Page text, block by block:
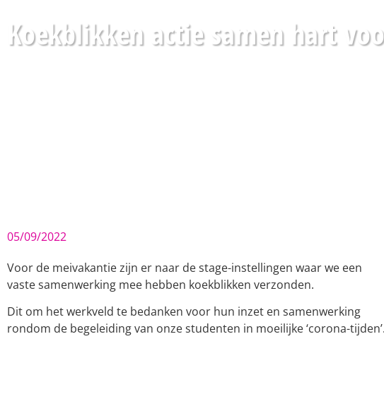
Koekblikken actie samen hart
05/09/2022
Voor de meivakantie zijn er naar de stage-instellingen waar we een
vaste samenwerking mee hebben koekblikken verzonden.
Dit om het werkveld te bedanken voor hun inzet en samenwerking
rondom de begeleiding van onze studenten in moeilijke ‘corona-tijden’.